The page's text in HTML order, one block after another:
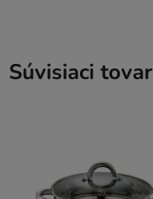
Súvisiaci tovar